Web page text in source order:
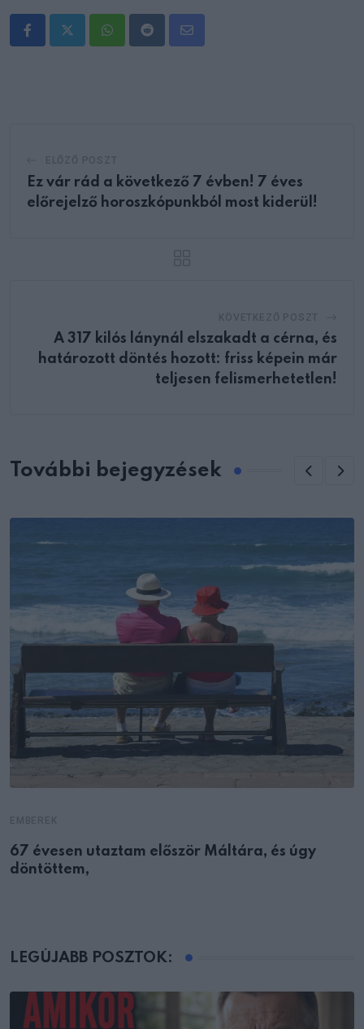
WhatsappRedditShare
Ez vár rád a következő 7 évben! 7 éves
előrejelző horoszkópunkból most kiderül!
A 317 kilós lánynál elszakadt a cérna, és
határozott döntés hozott: friss képein már
teljesen felismerhetetlen!
További bejegyzések
67 évesen utaztam először Máltára, és úgy
döntöttem,
LEGÚJABB POSZTOK: